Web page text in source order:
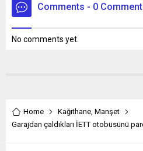
Comments - 0 Comment
No comments yet.
Home Kağıthane Manşet
Garajdan çaldıkları İETT otobüsünü